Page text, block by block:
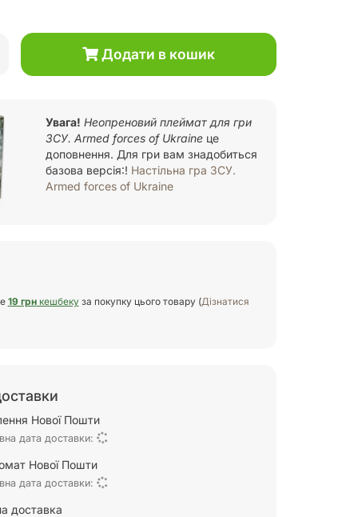
Додати в кошик
Увага! Неопреновий плеймат для гри
ЗСУ. Armed forces of Ukraine це
доповнення. Для гри вам знадобиться
базова версія:! Настільна гра ЗСУ.
Armed forces of Ukraine
19 грнкешбекуза покупку цього товару (Дізнатися
Нової Пошти
дата доставки:
Нової Пошти
дата доставки:
доставка